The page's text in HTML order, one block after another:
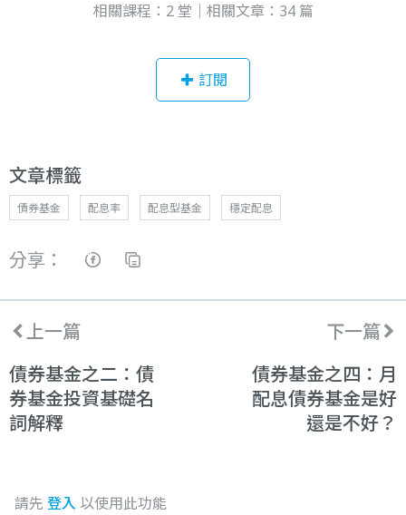
相關課程：2 堂｜相關文章：34 篇
訂閱
文章標籤
債券基金 配息率 配息型基金 穩定配息
分享：
上一篇
債券基金之二：債
券基金投資基礎名
詞解釋
下一篇
債券基金之四：月
配息債券基金是好
還是不好？
請先 登入 以使用此功能